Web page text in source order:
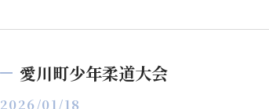
愛川町少年柔道大会
2026/01/18